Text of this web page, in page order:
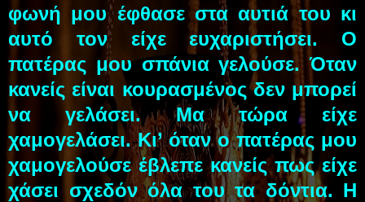
φωνή μου έφθασε στα αυτιά του κι
αυτό τον είχε ευχαριστήσει. Ο
πατέρας μου σπάνια γελούσε. Όταν
κανείς είναι κουρασμένος δεν μπορεί
να γελάσει. Μα τώρα είχε
χαμογελάσει. Κι’ όταν ο πατέρας μου
χαμογελούσε έβλεπε κανείς πως είχε
χάσει σχεδόν όλα του τα δόντια. Η